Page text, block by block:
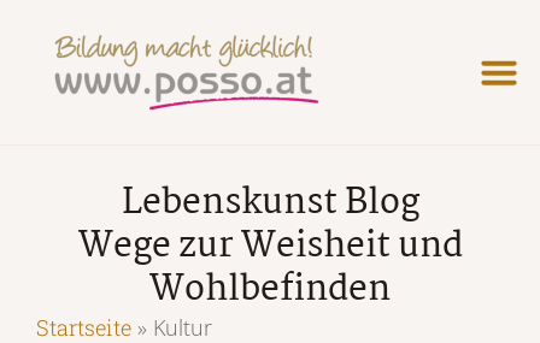
Lebenskunst Blog
Wege zur Weisheit und
Wohlbefinden
Startseite » Kultur